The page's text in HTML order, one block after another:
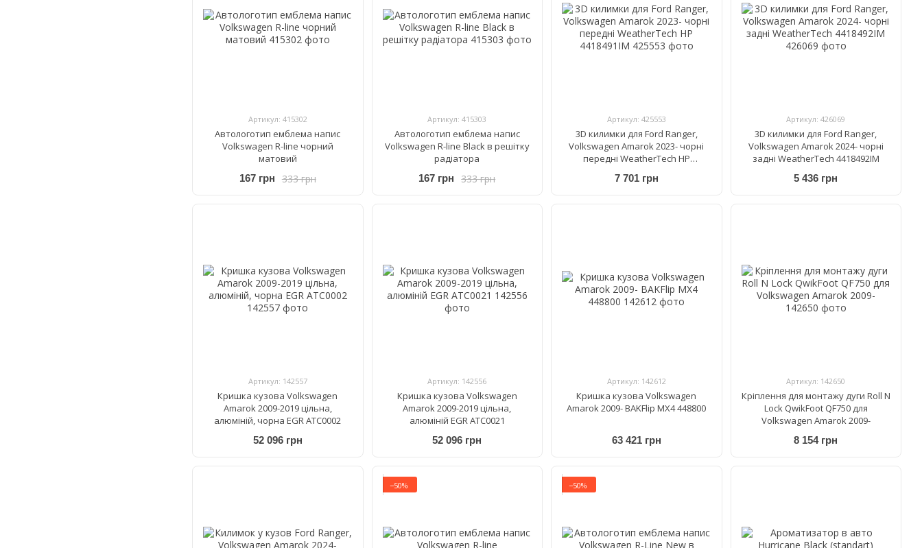
Артикул: 415302
Автологотип емблема напис
Volkswagen R-line чорний
матовий
333 грн
167 грн
Артикул: 415303
Автологотип емблема напис
Volkswagen R-line Black в решітку
радіатора
333 грн
167 грн
Артикул: 425553
3D килимки для Ford Ranger,
Volkswagen Amarok 2023- чорні
передні WeatherTech HP
7 701 грн
Артикул: 426069
3D килимки для Ford Ranger,
Volkswagen Amarok 2024- чорні
задні WeatherTech 4418492IM
5 436 грн
Артикул: 142557
Кришка кузова Volkswagen
Amarok 2009-2019 цільна,
алюміній, чорна EGR ATC0002
52 096 грн
Артикул: 142556
Кришка кузова Volkswagen
Amarok 2009-2019 цільна,
алюміній EGR ATC0021
52 096 грн
Артикул: 142612
Кришка кузова Volkswagen
Amarok 2009- BAKFlip MX4 448800
63 421 грн
Артикул: 142650
Кріплення для монтажу дуги Roll N
Lock QwikFoot QF750 для
Volkswagen Amarok 2009-
8 154 грн
−50% −50%